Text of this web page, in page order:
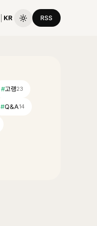
KR RSS
#고랭23
#Q&A14